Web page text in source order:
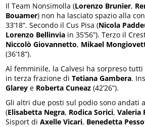
Il Team Nonsimolla (Lorenzo Brunier,
Bouamer) non ha lasciato spazio alla
33’18”. Secondo il Cus Pisa (Nicola
Lorenzo Bellinvia in 35’56”). Terzo il
Niccolò Giovannetto, Mikael
(36’18”).
Al femminile, la Calvesi ha sorpreso tutti
in terza frazione diTetiana Gambera.
Glarey e Roberta Cuneaz (42’26”).
Gli altri due posti sul podio sono andati
(Elisabetta Negra, Rodica Sorici,Valeria
Sisport diAxelle Vicari, Benedetta